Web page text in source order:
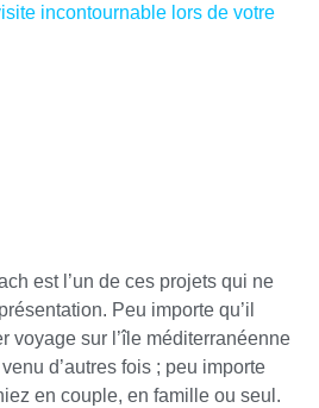
incontournable lors de votre
est l’un de ces projets qui ne
Peu importe qu’il
voyage sur l’île méditerranéenne
d’autres fois ; peu importe
en couple, en famille ou seul.